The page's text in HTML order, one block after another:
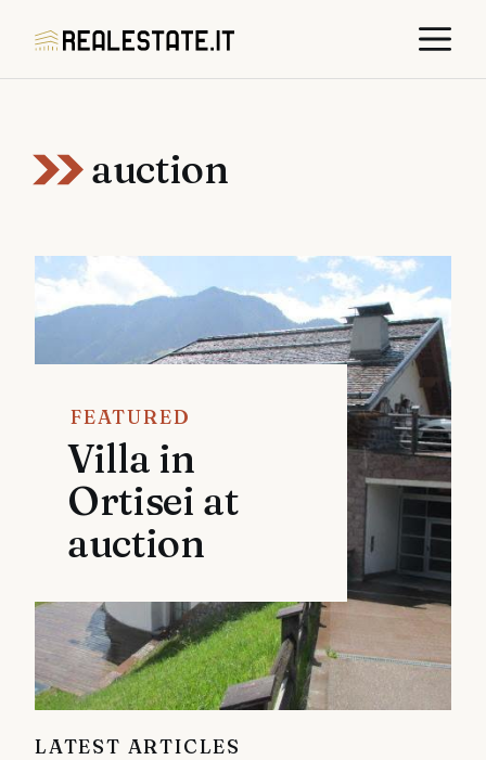
content
auction
FEATURED
Villa in
Ortisei at
auction
LATEST ARTICLES